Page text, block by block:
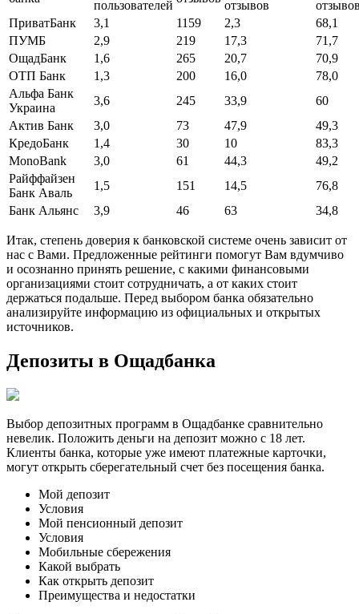
пользователей
отзывов
ПриватБанк
3,1 1159 2,3
68,1
ПУМБ
2,9 219 17,3
71,7
ОщадБанк
1,6 265 20,7
70,9
ОТП Банк
1,3 200 16,0
78,0
Альфа Банк
Украина
3,6 245 33,9
60
Актив Банк
3,0 73 47,9
49,3
КредоБанк
1,4 30 10
83,3
MonoBank
3,0 61 44,3
49,2
Райффайзен
Банк Аваль
1,5 151 14,5
76,8
Банк Альянс
3,9 46 63 34,8
Итак, степень доверия к банковской системе очень зависит от
нас с Вами. Предложенные рейтинги помогут Вам вдумчиво
и осознанно принять решение, с какими финансовыми
организациями стоит сотрудничать, а от каких стоит
держаться подальше. Перед выбором банка обязательно
анализируйте информацию из официальных и открытых
источников.
Депозиты в Ощадбанка
Выбор депозитных программ в Ощадбанке сравнительно
невелик. Положить деньги на депозит можно с 18 лет.
Клиенты банка, которые уже имеют платежные карточки,
могут открыть сберегательный счет без посещения банка.
Мой депозит
Условия
Мой пенсионный депозит
Условия
Мобильные сбережения
Какой выбрать
Как открыть депозит
Преимущества и недостатки